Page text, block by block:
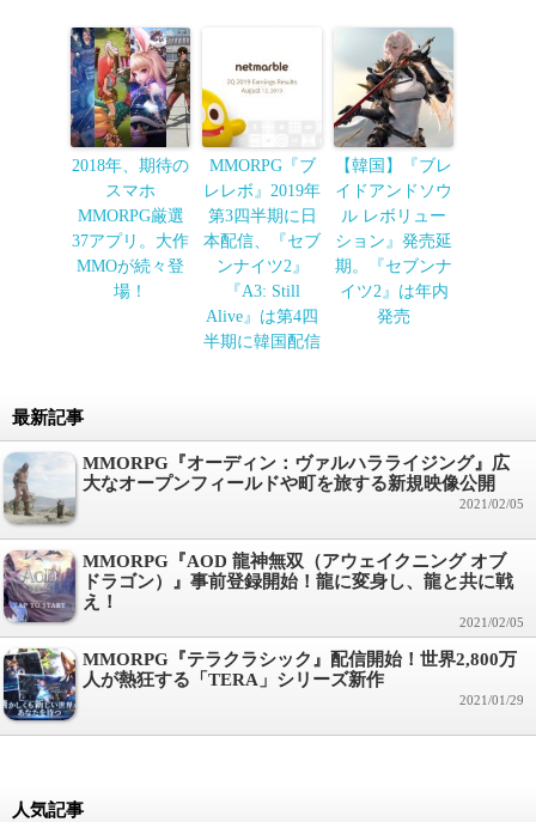
2018年、期待の
スマホ
MMORPG厳選
37アプリ。大作
MMOが続々登
場！
MMORPG『ブ
レレボ』2019年
第3四半期に日
本配信、『セブ
ンナイツ2』
『A3: Still
Alive』は第4四
半期に韓国配信
【韓国】『ブレ
イドアンドソウ
ル レボリュー
ション』発売延
期。『セブンナ
イツ2』は年内
発売
最新記事
MMORPG『オーディン：ヴァルハラライジング』広
大なオープンフィールドや町を旅する新規映像公開
2021/02/05
MMORPG『AOD 龍神無双（アウェイクニング オブ
ドラゴン）』事前登録開始！龍に変身し、龍と共に戦
え！
2021/02/05
MMORPG『テラクラシック』配信開始！世界2,800万
人が熱狂する「TERA」シリーズ新作
2021/01/29
人気記事